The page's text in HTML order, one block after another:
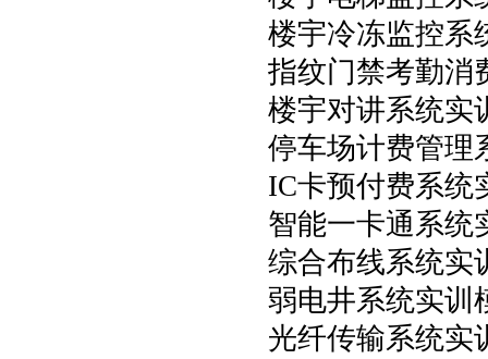
楼宇冷冻监控系
指纹门禁考勤消
楼宇对讲系统实
停车场计费管理
IC卡预付费系统
智能一卡通系统
综合布线系统实
弱电井系统实训
光纤传输系统实